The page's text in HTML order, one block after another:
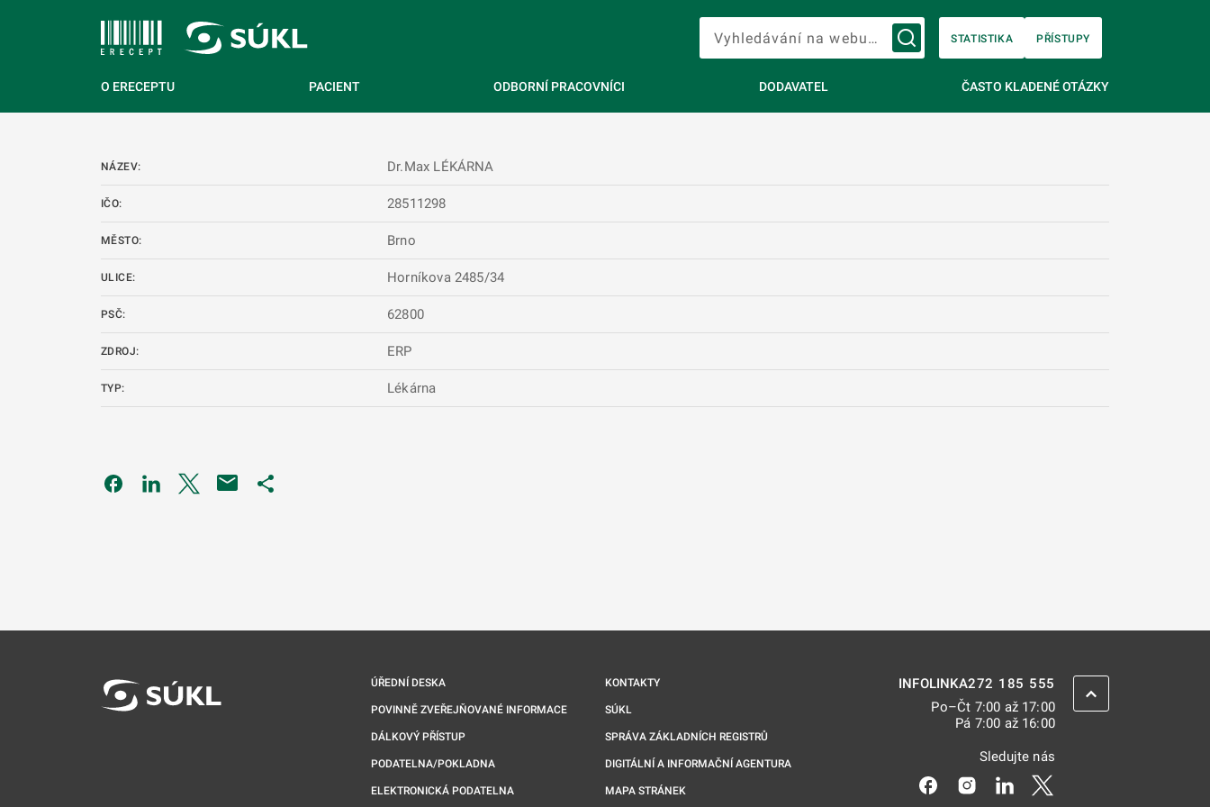
Vyhledávání na webu…
STATISTIKA PŘÍSTUPY
O ERECEPTU PACIENT ODBORNÍ PRACOVNÍCI DODAVATEL ČASTO KLADENÉ OTÁZKY
NÁZEV: Dr.Max LÉKÁRNA
IČO: 28511298
MĚSTO: Brno
ULICE: Horníkova 2485/34
PSČ: 62800
ZDROJ: ERP
TYP: Lékárna
Odkaz se otevře na nové kartě
Odkaz se otevře na nové kartě
Odkaz se otevře na nové kartě
ÚŘEDNÍ DESKA
POVINNĚ ZVEŘEJŇOVANÉ INFORMACE
DÁLKOVÝ PŘÍSTUP
PODATELNA/POKLADNA
ELEKTRONICKÁ PODATELNA
KONTAKTY
SÚKL
SPRÁVA ZÁKLADNÍCH REGISTRŮ
DIGITÁLNÍ A INFORMAČNÍ AGENTURA
MAPA STRÁNEK
INFOLINKA272 185 555
Po–Čt 7:00 až 17:00
Pá 7:00 až 16:00
Sledujte nás
Odkaz se otevře na nové kartě
Odkaz se otevře na nové kartě
Odkaz se otevře na nové
ZPĚT NAHORU